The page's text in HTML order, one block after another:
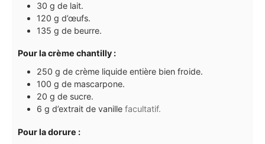
30 g de lait.
120 g d’œufs.
135 g de beurre.
Pour la crème chantilly :
250 g de crème liquide entière bien froide.
100 g de mascarpone.
20 g de sucre.
6 g d’extrait de vanille facultatif.
Pour la dorure :